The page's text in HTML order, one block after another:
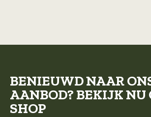
BENIEUWD NAAR
AANBOD? BEKIJK NU
SHOP